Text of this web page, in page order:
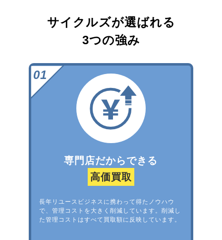
サイクルズが選ばれる
3つの強み
専門店だからできる
高価買取
長年リユースビジネスに携わって得たノウハウ
で、管理コストを大きく削減しています。削減し
た管理コストはすべて買取額に反映しています。